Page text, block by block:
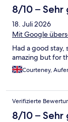
8/10 – Sehr
18. Juli 2026
Mit Google
Had a good stay,
amazing but for
Courteney,
Verifizierte
8/10 – Sehr